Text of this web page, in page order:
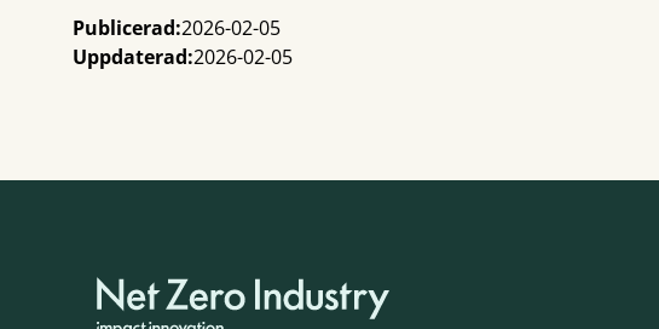
Publicerad:2026-02-05
Uppdaterad:2026-02-05